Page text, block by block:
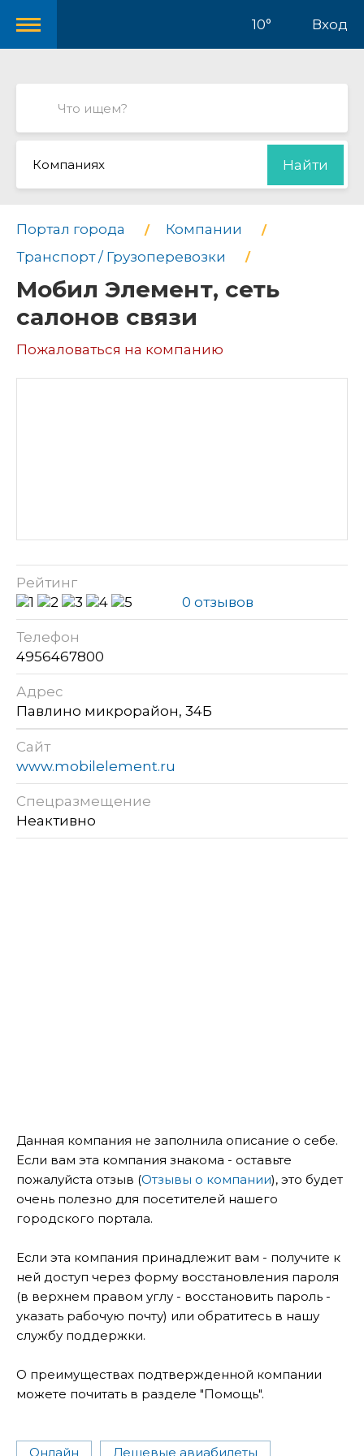
10° Вход
Компаниях Найти
Портал города
Компании
Транспорт / Грузоперевозки
Мобил Элемент, сеть
салонов связи
Пожаловаться на компанию
Рейтинг
0 отзывов
Телефон
4956467800
Адрес
Павлино микрорайон, 34Б
Сайт
www.mobilelement.ru
Спецразмещение
Неактивно
Данная компания не заполнила описание о себе.
Если вам эта компания знакома - оставьте
пожалуйста отзыв (Отзывы о компании), это будет
очень полезно для посетителей нашего
городского портала.
Если эта компания принадлежит вам - получите к
ней доступ через форму восстановления пароля
(в верхнем правом углу - восстановить пароль -
указать рабочую почту) или обратитесь в нашу
службу поддержки.
О преимуществах подтвержденной компании
можете почитать в разделе "Помощь".
Онлайн Дешевые авиабилеты